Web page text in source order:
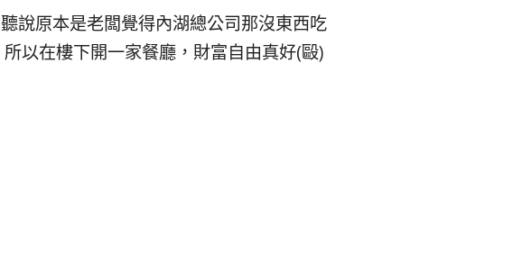
聽說原本是老闆覺得內湖總公司那沒東西吃
所以在樓下開一家餐廳，財富自由真好(毆)